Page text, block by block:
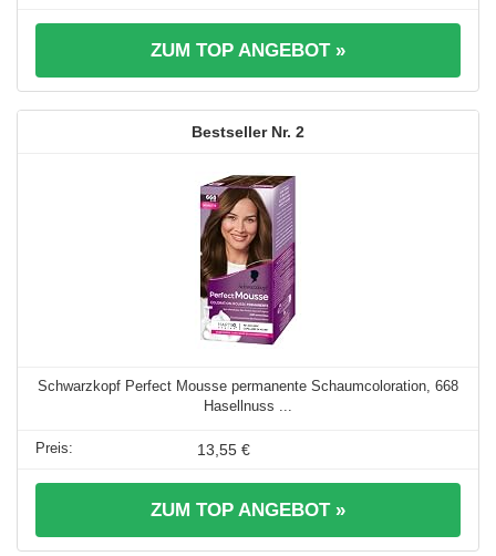
ZUM TOP ANGEBOT »
2
Schwarzkopf Perfect Mousse permanente Schaumcoloration, 668
Hasellnuss ...
13,55 €
ZUM TOP ANGEBOT »